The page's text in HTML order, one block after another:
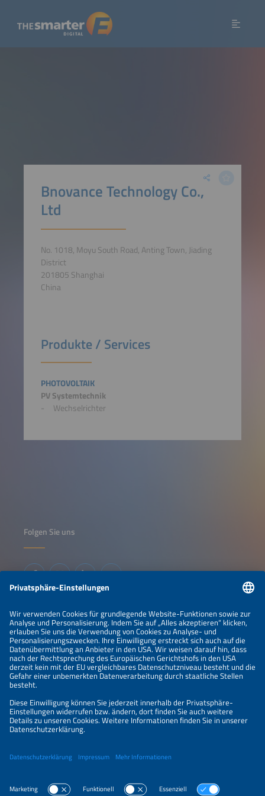
Bnovance Technology Co.,
Ltd
No. 1018, Moyu South Road, Anting Town, Jiading
District
201805 Shanghai
China
Produkte / Services
PHOTOVOLTAIK
PV Systemtechnik
Wechselrichter
Folgen Sie uns
Informationen
IMPRESSUM
KONTAKT
ÜBER UNS
VERANSTALTER
PREISÜBERSICHT
DATENSCHUTZERKLÄRUNG